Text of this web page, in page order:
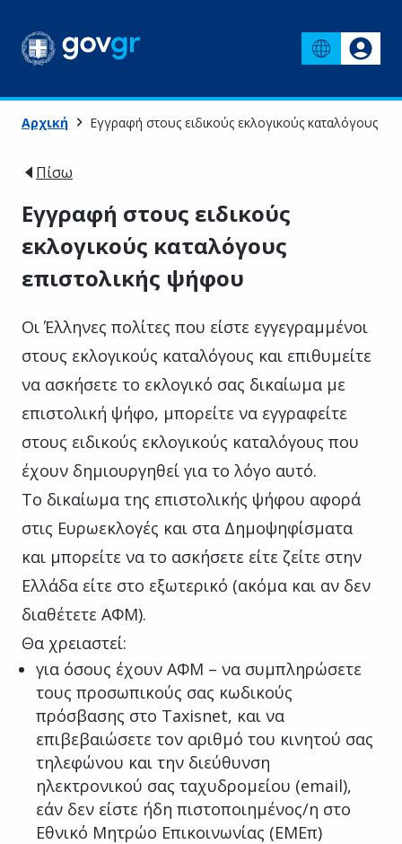
Αρχική Εγγραφή στους ειδικούς εκλογικούς καταλόγους
Πίσω
Εγγραφή στους ειδικούς
εκλογικούς καταλόγους
επιστολικής ψήφου
Οι Έλληνες πολίτες που είστε εγγεγραμμένοι
στους εκλογικούς καταλόγους και επιθυμείτε
να ασκήσετε το εκλογικό σας δικαίωμα με
επιστολική ψήφο, μπορείτε να εγγραφείτε
στους ειδικούς εκλογικούς καταλόγους που
έχουν δημιουργηθεί για το λόγο αυτό.
Το δικαίωμα της επιστολικής ψήφου αφορά
στις Ευρωεκλογές και στα Δημοψηφίσματα
και μπορείτε να το ασκήσετε είτε ζείτε στην
Ελλάδα είτε στο εξωτερικό (ακόμα και αν δεν
διαθέτετε ΑΦΜ).
Θα χρειαστεί:
για όσους έχουν ΑΦΜ – να συμπληρώσετε
τους προσωπικούς σας κωδικούς
πρόσβασης στο Taxisnet, και να
επιβεβαιώσετε τον αριθμό του κινητού σας
τηλεφώνου και την διεύθυνση
ηλεκτρονικού σας ταχυδρομείου (email),
εάν δεν είστε ήδη πιστοποιημένος/η στο
Εθνικό Μητρώο Επικοινωνίας (ΕΜΕπ)